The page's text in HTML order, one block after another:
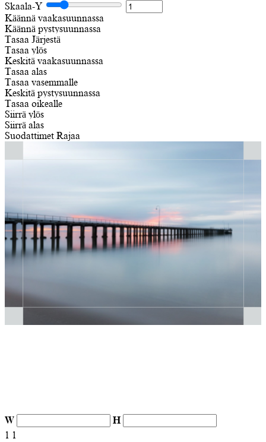
Skaala-Y
Käännä vaakasuunnassa
Käännä pystysuunnassa
Tasaa Järjestä
Tasaa ylös
Keskitä vaakasuunnassa
Tasaa alas
Tasaa vasemmalle
Keskitä pystysuunnassa
Tasaa oikealle
Siirrä ylös
Siirrä alas
Suodattimet Rajaa
W
H
1 1